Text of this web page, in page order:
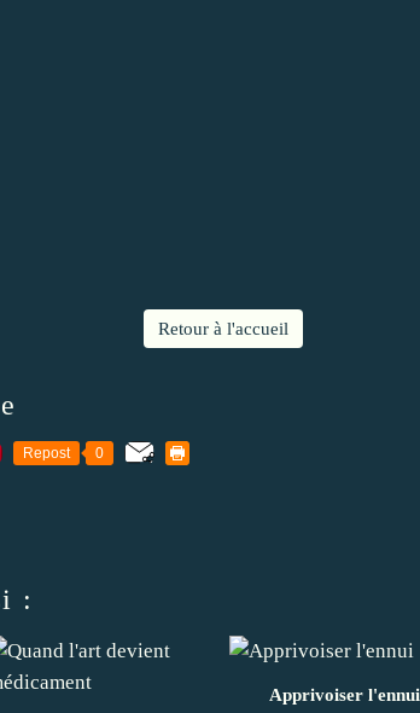
Retour à l'accueil
Repost 0
:
Apprivoiser l'ennui